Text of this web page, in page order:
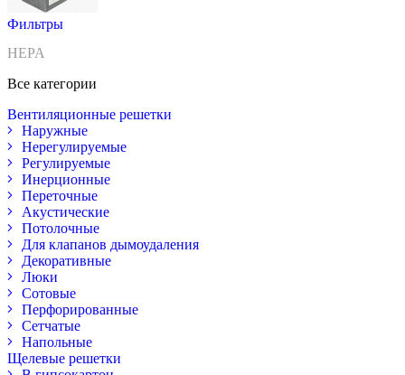
Фильтры
HEPA
Все категории
Вентиляционные решетки
Наружные
Нерегулируемые
Регулируемые
Инерционные
Переточные
Акустические
Потолочные
Для клапанов дымоудаления
Декоративные
Люки
Сотовые
Перфорированные
Сетчатые
Напольные
Щелевые решетки